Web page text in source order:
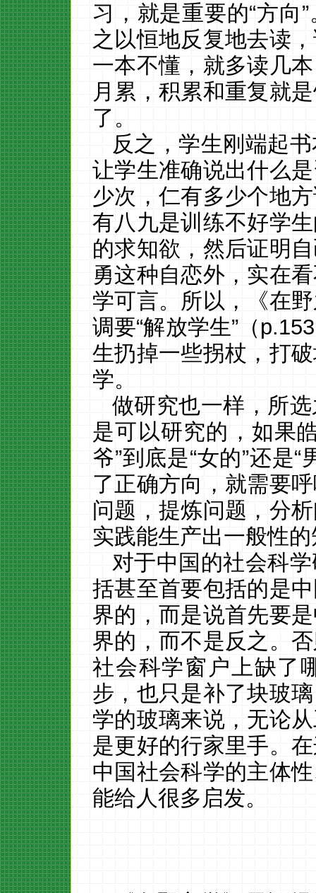
习，就是重要的“方向
之以恒地反复地去读
一本不懂，就多读几
月累，积累和重复就
了。
反之，学生刚端起
让学生准确说出什么
少次，仁有多少个地
有八九是训练不好学
的求知欲，然后证明
勇这种自恋外，实在
学可言。所以，《在
调要“解放学生”（
生扔掉一些拐杖，打
学。
做研究也一样，所
是可以研究的，如果
爷”到底是“女的”还是
了正确方向，就需要
问题，提炼问题，分
实践能生产出一般性
对于中国的社会科
括甚至首要包括的是
界的，而是说首先要
界的，而不是反之。
社会科学窗户上缺了
步，也只是补了块玻
学的玻璃来说，无论
是更好的行家里手。
中国社会科学的主体
能给人很多启发。